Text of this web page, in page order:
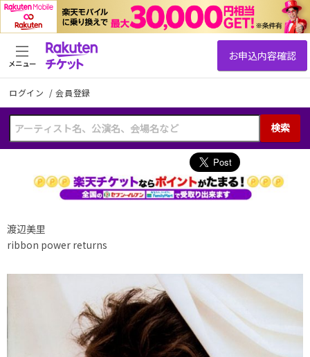
ログイン /会員登録
検索
メニュー
渡辺美里
ribbon power returns